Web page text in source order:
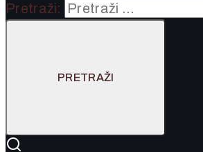
Pretraži: